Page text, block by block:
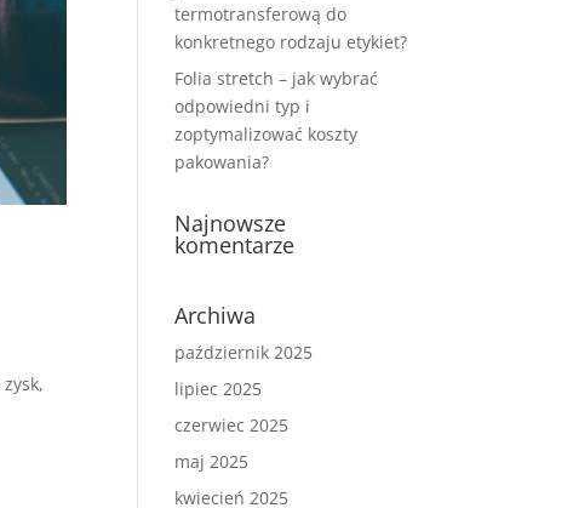
termotransferową do
konkretnego rodzaju etykiet?
Folia stretch – jak wybrać
odpowiedni typ i
zoptymalizować koszty
pakowania?
Najnowsze
komentarze
Archiwa
październik 2025
lipiec 2025
czerwiec 2025
maj 2025
kwiecień 2025